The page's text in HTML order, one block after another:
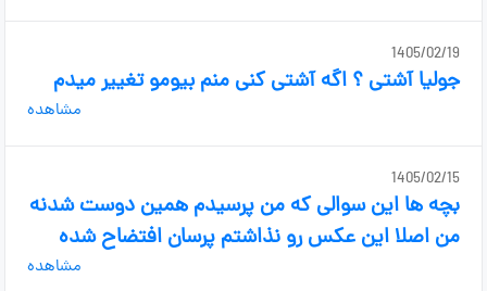
1405/02/19
جولیا آشتی ؟ اگه آشتی کنی منم بیومو تغییر میدم
مشاهده
1405/02/15
بچه ها این سوالی که من پرسیدم همین دوست شدنه
من اصلا این عکس رو نذاشتم پرسان افتضاح شده
مشاهده